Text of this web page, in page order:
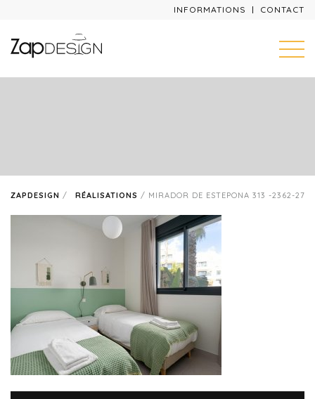
INFORMATIONS CONTACT
ZAPDESIGN / RÉALISATIONS / MIRADOR DE ESTEPONA 313 -2362-27